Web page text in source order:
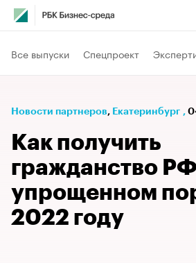
Все выпуски Спецпроект
Новости партнеров⁠, Екатеринбург ,
Как получить
гражданство
упрощенном
2022 году